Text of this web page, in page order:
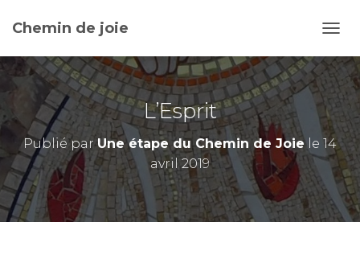
Chemin de joie
É
P
E
R
L
N
V
I
L’Esprit
Publié parUne étape du Chemin de Joiele 14
avril 2019